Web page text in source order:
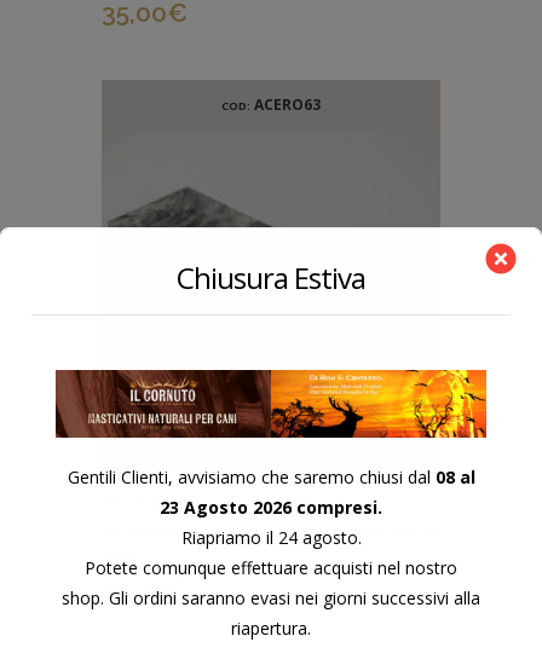
35,00€
COD: ACERO63
BLOCCHETTO IN RADICA DI
ACERO STABILIZZATO 125X42X26
MM.
35,00€
Chiusura Estiva
Gentili Clienti, avvisiamo che saremo chiusi dal 08 al
23 Agosto 2026 compresi.
Riapriamo il 24 agosto.
Potete comunque effettuare acquisti nel nostro
shop. Gli ordini saranno evasi nei giorni successivi alla
riapertura.